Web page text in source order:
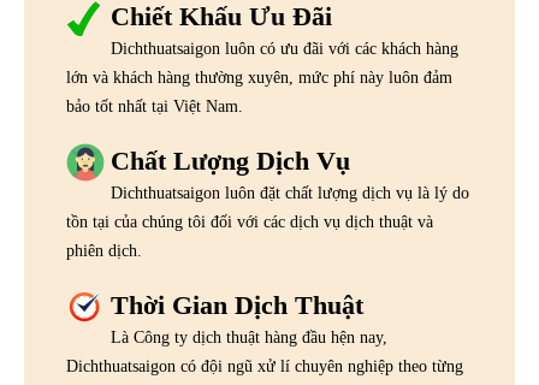
Chiết Khấu Ưu Đãi
Dichthuatsaigon luôn có ưu đãi với các khách hàng
lớn và khách hàng thường xuyên, mức phí này luôn đảm
bảo tốt nhất tại Việt Nam.
Chất Lượng Dịch Vụ
Dichthuatsaigon luôn đặt chất lượng dịch vụ là lý do
tồn tại của chúng tôi đối với các dịch vụ dịch thuật và
phiên dịch.
Thời Gian Dịch Thuật
Là Công ty dịch thuật hàng đầu hện nay,
Dichthuatsaigon có đội ngũ xử lí chuyên nghiệp theo từng